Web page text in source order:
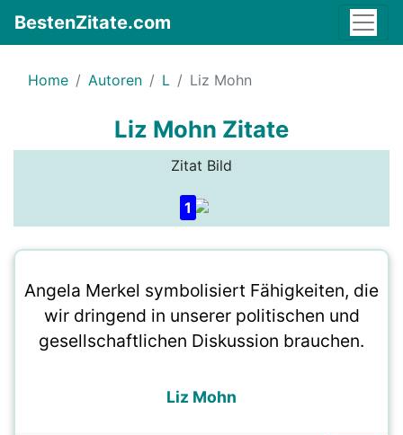
BestenZitate.com
Home Autoren L Liz Mohn
Liz Mohn Zitate
Zitat Bild
1
Angela Merkel symbolisiert Fähigkeiten, die
wir dringend in unserer politischen und
gesellschaftlichen Diskussion brauchen.
Liz Mohn